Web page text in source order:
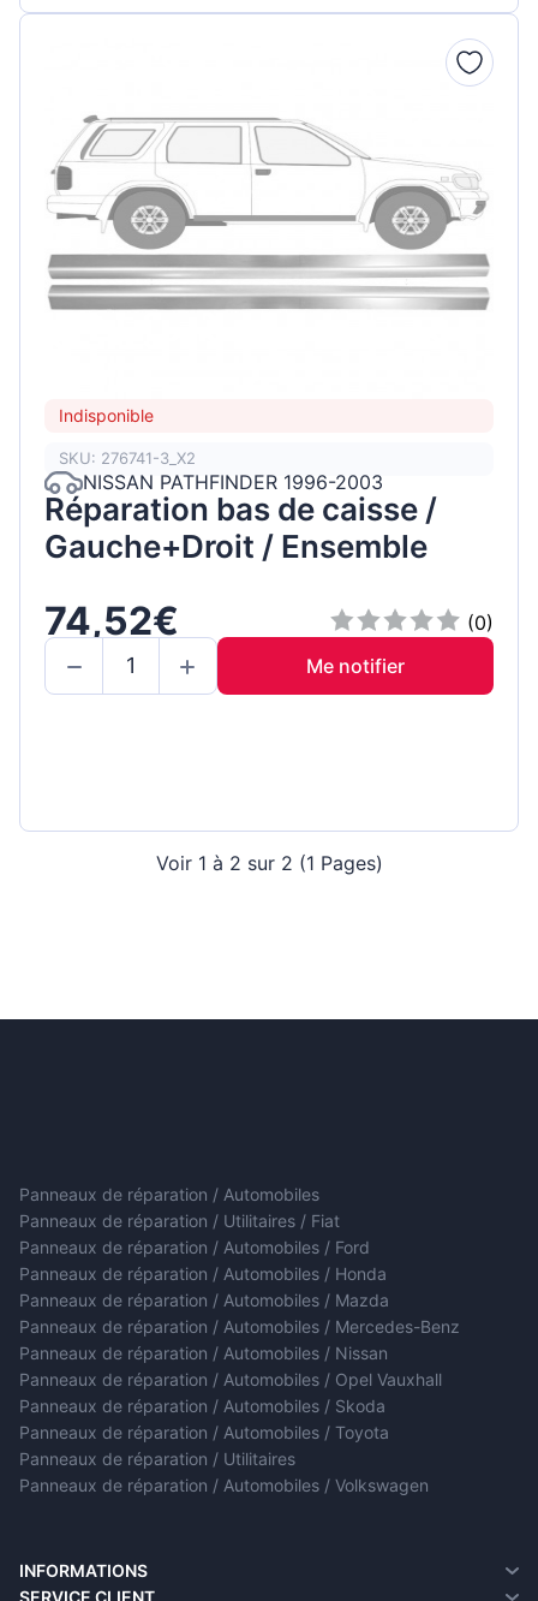
Indisponible
SKU: 276741-3_X2
NISSAN PATHFINDER 1996-2003
Réparation bas de caisse /
Gauche+Droit / Ensemble
74,52€
(0)
Me notifier
Voir 1 à 2 sur 2 (1 Pages)
Panneaux de réparation / Automobiles
Panneaux de réparation / Utilitaires / Fiat
Panneaux de réparation / Automobiles / Ford
Panneaux de réparation / Automobiles / Honda
Panneaux de réparation / Automobiles / Mazda
Panneaux de réparation / Automobiles / Mercedes-Benz
Panneaux de réparation / Automobiles / Nissan
Panneaux de réparation / Automobiles / Opel Vauxhall
Panneaux de réparation / Automobiles / Skoda
Panneaux de réparation / Automobiles / Toyota
Panneaux de réparation / Utilitaires
Panneaux de réparation / Automobiles / Volkswagen
INFORMATIONS